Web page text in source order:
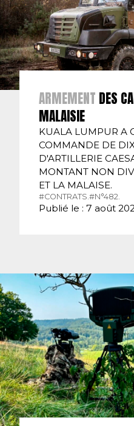
ARMEMENT DES
MALAISIE
KUALA LUMPUR A
COMMANDE DE
D'ARTILLERIE
MONTANT NON
ET LA MALAISE.
#CONTRATS. #N°482.
Publié le : 7 août